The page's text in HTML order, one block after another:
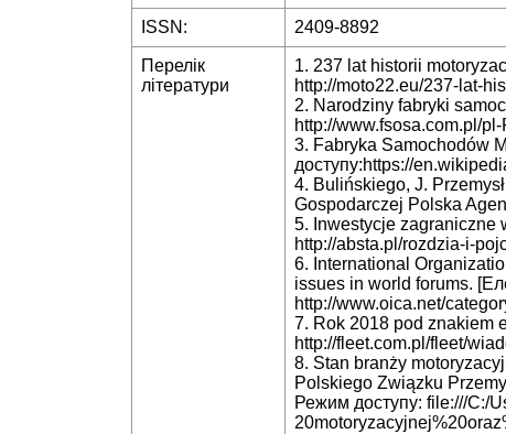
ISSN: 2409-8892
Перелік
літератури
1. 237 lat historii
http://moto22.eu/237-lat-
2. Narodziny fabryki
http://www.fsosa.com.pl/
3. Fabryka Samochodów
доступу:https://
4. Bulińskiego, J.
Gospodarczej Polska
5. Inwestycje zagraniczne
http://absta.pl/rozdzia-i-
6. International
issues in world forums.
http://www.oica.net/
7. Rok 2018 pod znakiem
http://fleet.com.pl/fleet/
8. Stan branży
Polskiego Związku
Режим доступу: file:///C:/